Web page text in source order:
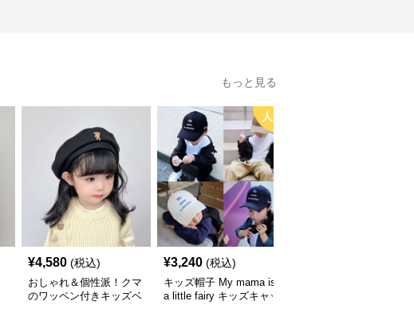
もっと見る
¥4,580 (税込)
おしゃれ＆個性派！クマ
のワッペン付きキッズベ
人気
¥3,240 (税込)
キッズ帽子 My mama is
a little fairy キッズキャッ